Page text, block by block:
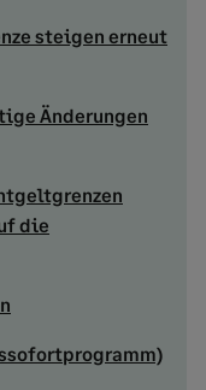
steigen erneut
Änderungen
die